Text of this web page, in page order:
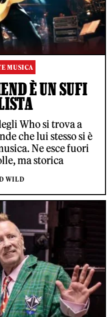
MUSICA
È UN SUFI
Who si trova a
che lui stesso si è
Ne esce fuori
ma storica
WILD